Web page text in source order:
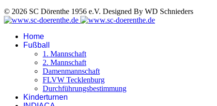
© 2026 SC Dörenthe 1956 e.V. Designed By WD Schnieders
Home
Fußball
1. Mannschaft
2. Mannschaft
Damenmannschaft
FLVW Tecklenburg
Durchführungsbestimmung
Kinderturnen